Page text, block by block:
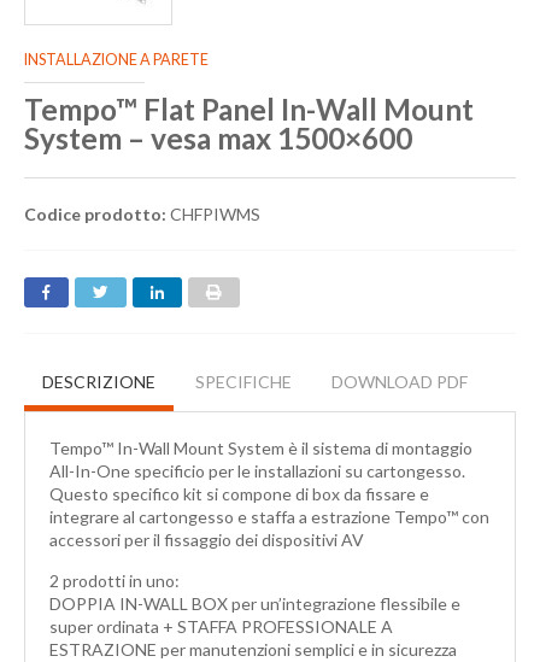
INSTALLAZIONE A PARETE
Tempo™ Flat Panel In-Wall Mount
System – vesa max 1500×600
Codice prodotto: CHFPIWMS
DESCRIZIONE SPECIFICHE DOWNLOAD PDF
Tempo™ In-Wall Mount System è il sistema di montaggio
All-In-One specificio per le installazioni su cartongesso.
Questo specifico kit si compone di box da fissare e
integrare al cartongesso e staffa a estrazione Tempo™ con
accessori per il fissaggio dei dispositivi AV
2 prodotti in uno:
DOPPIA IN-WALL BOX per un’integrazione flessibile e
super ordinata + STAFFA PROFESSIONALE A
ESTRAZIONE per manutenzioni semplici e in sicurezza